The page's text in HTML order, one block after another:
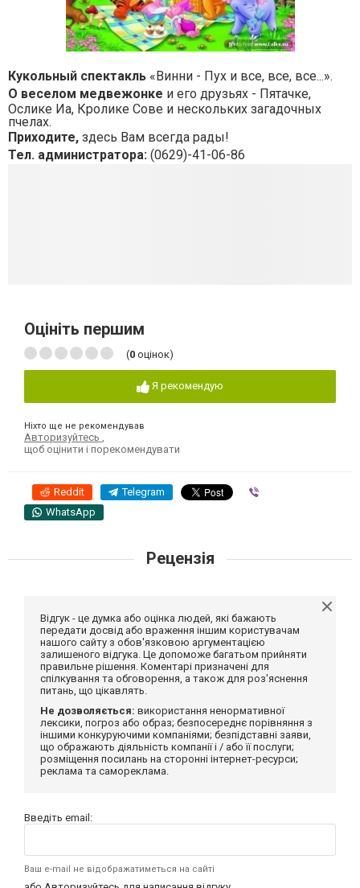
Кукольный спектакль «Винни - Пух и все, все, все...».
О веселом медвежонке и его друзьях - Пятачке,
Ослике Иа, Кролике Сове и нескольких загадочных
пчелах.
Приходите, здесь Вам всегда рады!
Тел. администратора: (0629)-41-06-86
Оцініть першим
(0 оцінок)
Я рекомендую
Ніхто ще не рекомендував
Авторизуйтесь
щоб оцінити і порекомендувати
Reddit Telegram
WhatsApp
Рецензія
Відгук - це думка або оцінка людей, які бажають
передати досвід або враження іншим користувачам
нашого сайту з обов'язковою аргументацією
залишеного відгука. Це допоможе багатьом прийняти
правильне рішення. Коментарі призначені для
спілкування та обговорення, а також для роз'яснення
питань, що цікавлять.
Не дозволяється: використання ненормативної
лексики, погроз або образ; безпосереднє порівняння з
іншими конкуруючими компаніями; безпідставні заяви,
що ображають діяльність компанії і / або її послуги;
розміщення посилань на сторонні інтернет-ресурси;
реклама та самореклама.
Введіть email:
Ваш e-mail не відображатиметься на сайті